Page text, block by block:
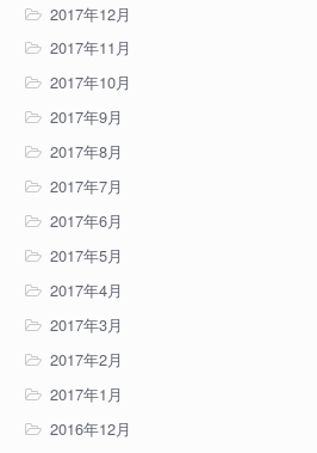
2017年12月
2017年11月
2017年10月
2017年9月
2017年8月
2017年7月
2017年6月
2017年5月
2017年4月
2017年3月
2017年2月
2017年1月
2016年12月